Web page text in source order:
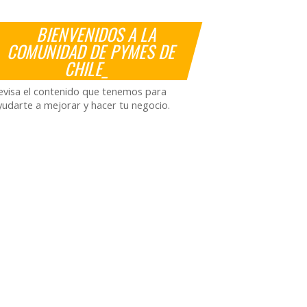
BIENVENIDOS A LA
COMUNIDAD DE PYMES DE
CHILE_
el contenido que tenemos para
a mejorar y hacer tu negocio.